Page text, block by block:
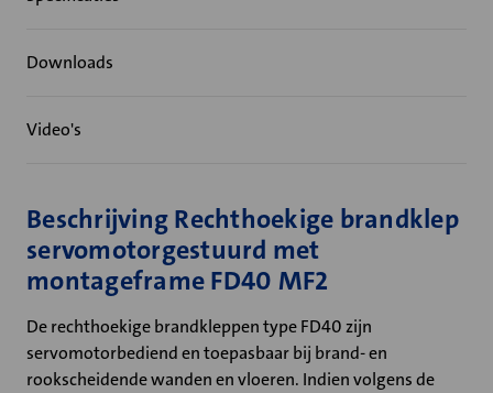
Downloads
Video's
Beschrijving Rechthoekige brandklep
servomotorgestuurd met
montageframe FD40 MF2
De rechthoekige brandkleppen type FD40 zijn
servomotorbediend en toepasbaar bij brand- en
rookscheidende wanden en vloeren. Indien volgens de